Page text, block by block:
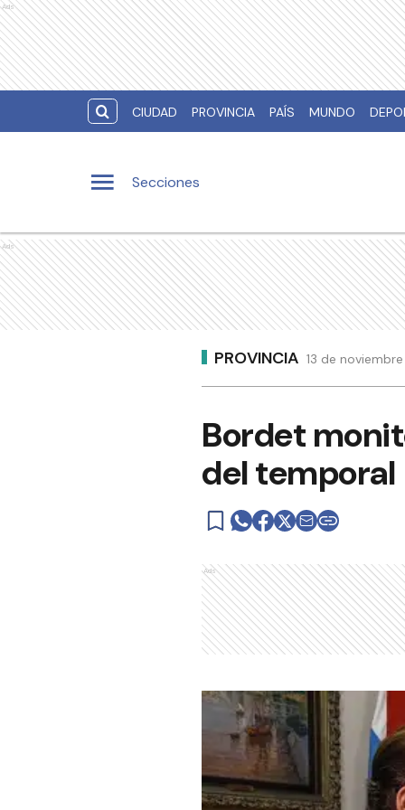
Ads
CIUDAD PROVINCIA PAÍS MUNDO
Secciones
Ads
PROVINCIA 13 de
Bordet
del temporal
Ads